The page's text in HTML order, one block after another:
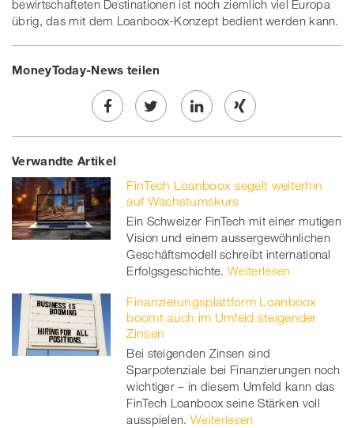
bewirtschafteten Destinationen ist noch ziemlich viel Europa
übrig, das mit dem Loanboox-Konzept bedient werden kann.
MoneyToday-News teilen
Share
on
Facebook
Twe
on
twitt
er
Share
linkedin
Share
Xing
Verwandte Artikel
FinTech Loanboox segelt weiterhin
auf Wachstumskurs
Ein Schweizer FinTech mit einer mutigen
Vision und einem aussergewöhnlichen
Geschäftsmodell schreibt international
Erfolgsgeschichte. Weiterlesen
Finanzierungsplattform Loanboox
boomt auch im Umfeld steigender
Zinsen
Bei steigenden Zinsen sind
Sparpotenziale bei Finanzierungen noch
wichtiger – in diesem Umfeld kann das
FinTech Loanboox seine Stärken voll
ausspielen. Weiterlesen